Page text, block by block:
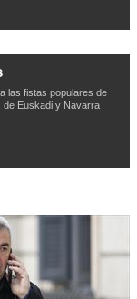
las fistas populares de
de Euskadi y Navarra